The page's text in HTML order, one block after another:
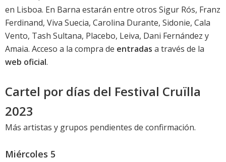
en Lisboa. En Barna estarán entre otros Sigur Rós, Franz
Ferdinand, Viva Suecia, Carolina Durante, Sidonie, Cala
Vento, Tash Sultana, Placebo, Leiva, Dani Fernández y
Amaia. Acceso a la compra de entradas a través de la
web oficial.
Cartel por días del Festival Cruïlla
2023
Más artistas y grupos pendientes de confirmación.
Miércoles 5